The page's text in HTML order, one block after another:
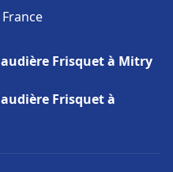
Frisquet à Mitry
Frisquet à